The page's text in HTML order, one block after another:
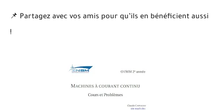
📌 Partagez avec vos amis pour qu’ils en bénéficient aussi
!